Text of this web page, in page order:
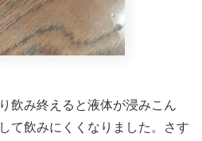
飲み終えると液体が浸みこん
て飲みにくくなりました。さす